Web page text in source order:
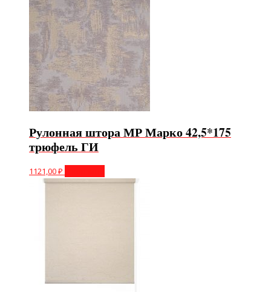
Рулонная штора МР Марко 42,5*175
трюфель ГИ
1121,00₽